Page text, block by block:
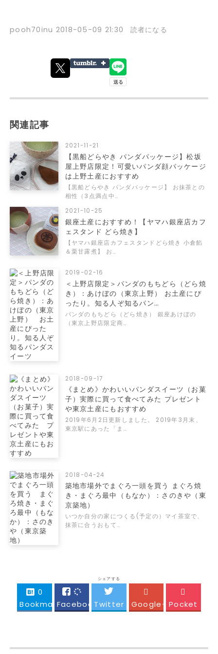
pooh70inu 2018-05-09 21:30 読者になる
関連記事
2021-11-21
【黒船どらやき パンダパッケージ】松坂
屋上野店限定！可愛いパンダ顔パッケージ
は上野土産におすすめ
【黒船どらやき パンダパッケージ】 お抹茶との
相性（3点満点中…
2021-10-25
銀座土産におすすめ！【ヤマハ銀座店カフ
ェスタンド どら焼き】
【ヤマハ銀座店カフェスタンドどら焼き 小倉餡
＆栗甘露煮】 お…
2019-02-16
＜上野店限定＞パンダのもちどら（どら焼
き）：あけぼの（東京上野） お土産にぴ
ったり。知る人ぞ知るパン…
パンダのもちどら（どら焼き） 銀座あけぼの
（東京上野店限定商…
2018-09-17
《まとめ》かわいいパンダスイーツ（お菓
子）実際に買って食べてみた プレゼント
や東京土産にもおすすめ
2019年6月2日更新しました。 2019年3月末、
東京駅にあった「ま…
2018-04-24
築地市場外でまぐろ一頭を買う まぐろ焼
き・まぐろ最中（もなか）：さのきや（東
京築地）
いつか自分の家につくる(予定の）マイ茶室で、
抹茶に合うおもて…
シェアする
0
Bookmark!FacebookTwitter Google+ Pocket